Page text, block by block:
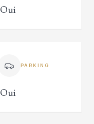
Oui
PARKING
Oui